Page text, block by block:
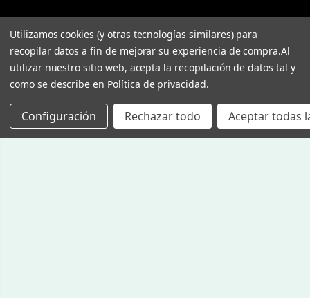
Utilizamos cookies (y otras tecnologías similares) para
recopilar datos a fin de mejorar su experiencia de compra.Al
utilizar nuestro sitio web, acepta la recopilación de datos tal y
como se describe en Política de privacidad.
Configuración Rechazar todo Aceptar todas